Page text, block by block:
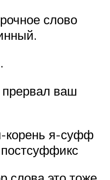
слово
ваш
корень я-суфф